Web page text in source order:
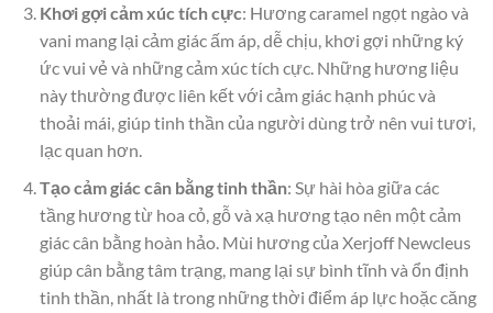
Khơi gợi cảm xúc tích cực: Hương caramel ngọt ngào và
vani mang lại cảm giác ấm áp, dễ chịu, khơi gợi những ký
ức vui vẻ và những cảm xúc tích cực. Những hương liệu
này thường được liên kết với cảm giác hạnh phúc và
thoải mái, giúp tinh thần của người dùng trở nên vui tươi,
lạc quan hơn.
Tạo cảm giác cân bằng tinh thần: Sự hài hòa giữa các
tầng hương từ hoa cỏ, gỗ và xạ hương tạo nên một cảm
giác cân bằng hoàn hảo. Mùi hương của Xerjoff Newcleus
giúp cân bằng tâm trạng, mang lại sự bình tĩnh và ổn định
tinh thần, nhất là trong những thời điểm áp lực hoặc căng